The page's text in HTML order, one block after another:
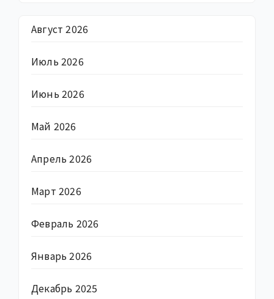
Август 2026
Июль 2026
Июнь 2026
Май 2026
Апрель 2026
Март 2026
Февраль 2026
Январь 2026
Декабрь 2025